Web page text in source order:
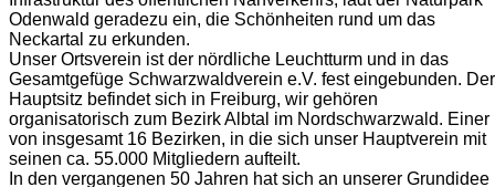
Odenwald geradezu ein, die Schönheiten rund um das
Neckartal zu erkunden.
Unser Ortsverein ist der nördliche Leuchtturm und in das
Gesamtgefüge Schwarzwaldverein e.V. fest eingebunden. Der
Hauptsitz befindet sich in Freiburg, wir gehören
organisatorisch zum Bezirk Albtal im Nordschwarzwald. Einer
von insgesamt 16 Bezirken, in die sich unser Hauptverein mit
seinen ca. 55.000 Mitgliedern aufteilt.
In den vergangenen 50 Jahren hat sich an unserer Grundidee